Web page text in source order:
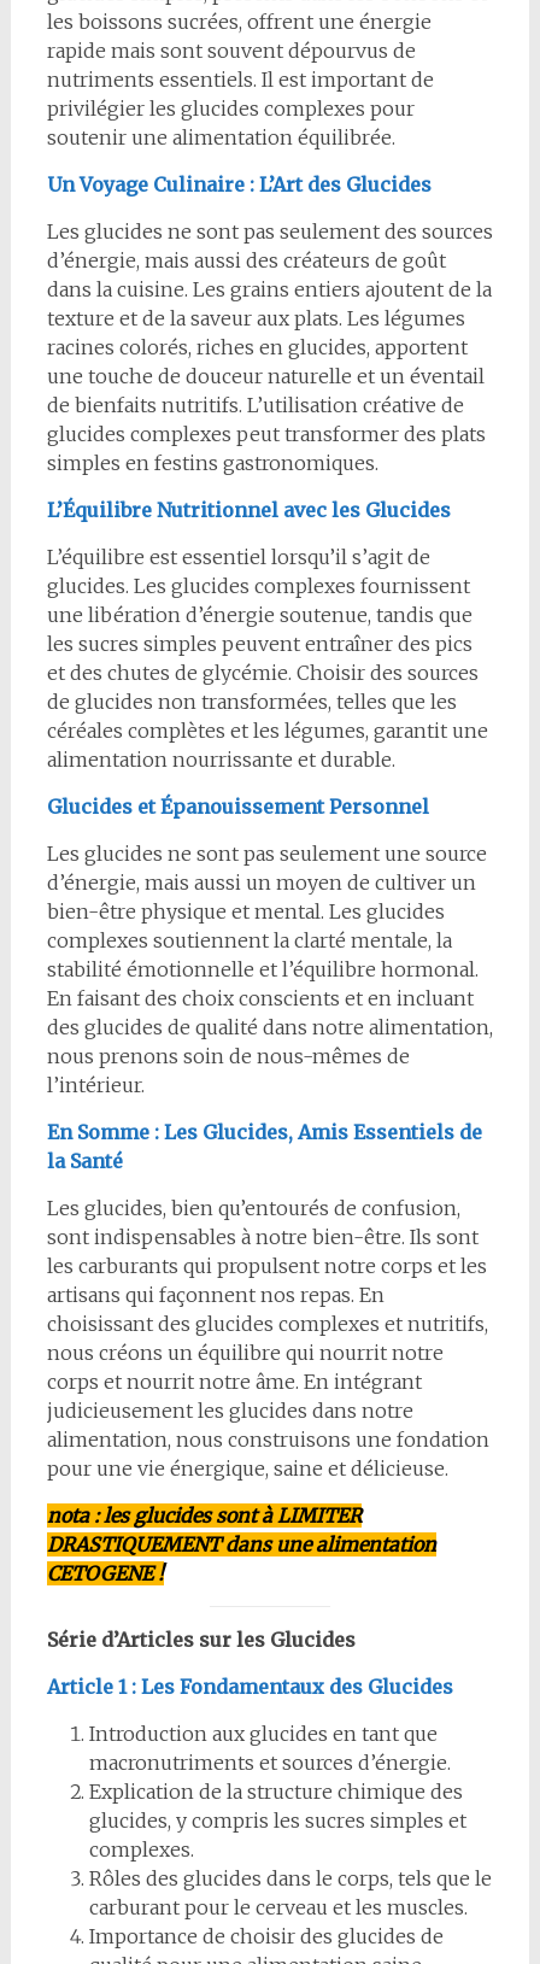
les boissons sucrées, offrent une énergie
rapide mais sont souvent dépourvus de
nutriments essentiels. Il est important de
privilégier les glucides complexes pour
soutenir une alimentation équilibrée.
Un Voyage Culinaire : L’Art des Glucides
Les glucides ne sont pas seulement des sources
d’énergie, mais aussi des créateurs de goût
dans la cuisine. Les grains entiers ajoutent de la
texture et de la saveur aux plats. Les légumes
racines colorés, riches en glucides, apportent
une touche de douceur naturelle et un éventail
de bienfaits nutritifs. L’utilisation créative de
glucides complexes peut transformer des plats
simples en festins gastronomiques.
L’Équilibre Nutritionnel avec les Glucides
L’équilibre est essentiel lorsqu’il s’agit de
glucides. Les glucides complexes fournissent
une libération d’énergie soutenue, tandis que
les sucres simples peuvent entraîner des pics
et des chutes de glycémie. Choisir des sources
de glucides non transformées, telles que les
céréales complètes et les légumes, garantit une
alimentation nourrissante et durable.
Glucides et Épanouissement Personnel
Les glucides ne sont pas seulement une source
d’énergie, mais aussi un moyen de cultiver un
bien-être physique et mental. Les glucides
complexes soutiennent la clarté mentale, la
stabilité émotionnelle et l’équilibre hormonal.
En faisant des choix conscients et en incluant
des glucides de qualité dans notre alimentation,
nous prenons soin de nous-mêmes de
l’intérieur.
En Somme : Les Glucides, Amis Essentiels de
la Santé
Les glucides, bien qu’entourés de confusion,
sont indispensables à notre bien-être. Ils sont
les carburants qui propulsent notre corps et les
artisans qui façonnent nos repas. En
choisissant des glucides complexes et nutritifs,
nous créons un équilibre qui nourrit notre
corps et nourrit notre âme. En intégrant
judicieusement les glucides dans notre
alimentation, nous construisons une fondation
pour une vie énergique, saine et délicieuse.
nota : les glucides sont à LIMITER
DRASTIQUEMENT dans une alimentation
CETOGENE !
Série d’Articles sur les Glucides
Article 1 : Les Fondamentaux des Glucides
Introduction aux glucides en tant que
macronutriments et sources d’énergie.
Explication de la structure chimique des
glucides, y compris les sucres simples et
complexes.
Rôles des glucides dans le corps, tels que le
carburant pour le cerveau et les muscles.
Importance de choisir des glucides de